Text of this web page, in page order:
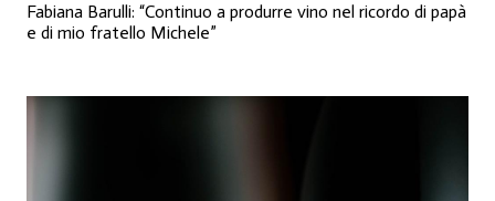
Fabiana Barulli: “Continuo a produrre vino nel ricordo di papà
e di mio fratello Michele”